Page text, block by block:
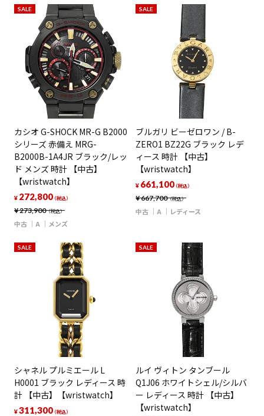
SALE
カシオ G-SHOCK MR-G B2000
シリーズ 赤備え MRG-
B2000B-1A4JR ブラック/レッ
ド メンズ 時計 【中古】
【wristwatch】
¥273,900（税込）
¥ 272,800（税込）
中古 A メンズ
SALE
ブルガリ ビーゼロワン / B-
ZERO1 BZ22G ブラック レデ
ィース 時計 【中古】
【wristwatch】
¥667,700（税込）
¥ 661,100（税込）
中古 A レディース
SALE
シャネル プルミエール L
H0001 ブラック レディース 時
計 【中古】【wristwatch】
¥311,300（税込）
SALE
ルイ ヴィトン タンブール
Q1J06 ホワイトシェル/シルバ
ー レディース 時計 【中古】
【wristwatch】